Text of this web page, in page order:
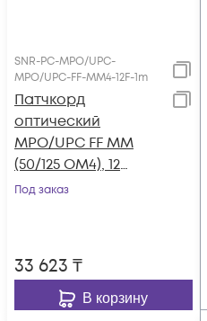
SNR-PC-MPO/UPC-
MPO/UPC-FF-MM4-12F-1m
Патчкорд
оптический
MPO/UPC FF MM
(50/125 OM4), 12
волокон, 1 метр
Под заказ
33 623 ₸
В корзину